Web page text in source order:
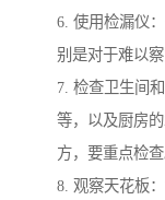
6. 使用检漏仪
别是对于难以察
7. 检查卫生间
等，以及厨房
方，要重点检查
8. 观察天花板